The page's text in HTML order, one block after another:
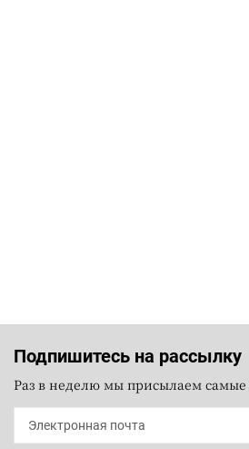
Подпишитесь на рассылку
Раз в неделю мы присылаем самые